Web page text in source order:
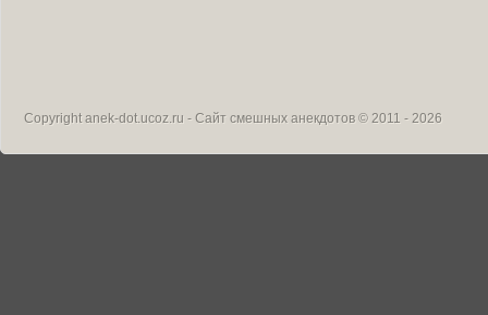
Copyrightanek-dot.ucoz.ru - Сайт смешных анекдотов © 2011 - 2026